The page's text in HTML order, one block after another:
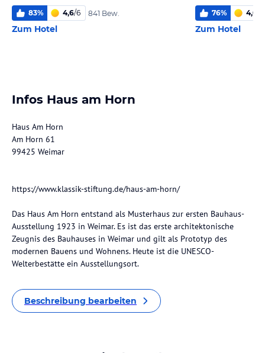
83% 4,6/6 841 Bew.
Zum Hotel
76% 4,0
Zum Hotel
Infos Haus am Horn
Haus Am Horn
Am Horn 61
99425 Weimar
https://www.klassik-stiftung.de/haus-am-horn/
Das Haus Am Horn entstand als Musterhaus zur ersten Bauhaus-
Ausstellung 1923 in Weimar. Es ist das erste architektonische
Zeugnis des Bauhauses in Weimar und gilt als Prototyp des
modernen Bauens und Wohnens. Heute ist die UNESCO-
Welterbestätte ein Ausstellungsort.
Beschreibung bearbeiten